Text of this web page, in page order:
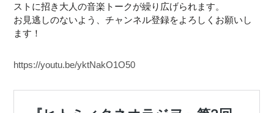
ストに招き大人の音楽トークが繰り広げられます。
お見逃しのないよう、チャンネル登録をよろしくお願いし
ます！
https://youtu.be/yktNakO1O50